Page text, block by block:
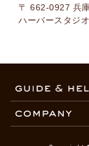
〒 662-0927 兵
ハーバースタジ